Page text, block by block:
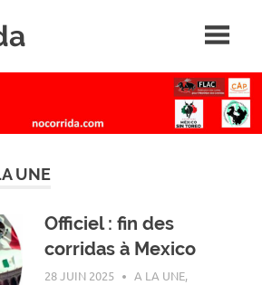
UNE
Officiel : fin des
corridas à Mexico
28 JUIN 2025 ROGER LAHANA
A LA UNE,